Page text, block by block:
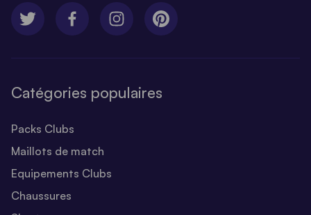
Catégories populaires
Packs Clubs
Maillots de match
Equipements Clubs
Chaussures